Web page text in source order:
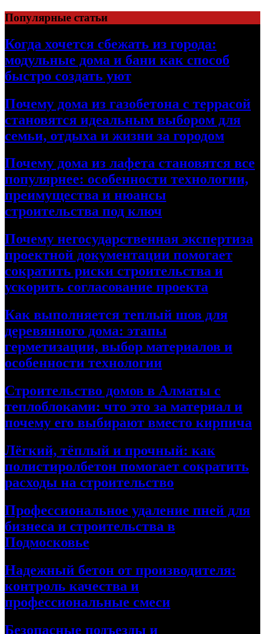
Перейти
к
содержимому
Популярные статьи
Когда хочется сбежать из города:
модульные дома и бани как способ
быстро создать уют
Почему дома из газобетона с террасой
становятся идеальным выбором для
семьи, отдыха и жизни за городом
Почему дома из лафета становятся все
популярнее: особенности технологии,
преимущества и нюансы
строительства под ключ
Почему негосударственная экспертиза
проектной документации помогает
сократить риски строительства и
ускорить согласование проекта
Как выполняется теплый шов для
деревянного дома: этапы
герметизации, выбор материалов и
особенности технологии
Строительство домов в Алматы с
теплоблоками: что это за материал и
почему его выбирают вместо кирпича
Лёгкий, тёплый и прочный: как
полистиролбетон помогает сократить
расходы на строительство
Профессиональное удаление пней для
бизнеса и строительства в
Подмосковье
Надежный бетон от производителя:
контроль качества и
профессиональные смеси
Безопасные подъезды и